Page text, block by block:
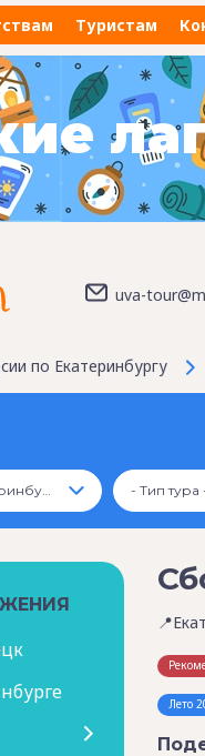
Туристам
uva-
по Екатеринбургу
Экскурсии по Екатеринбургу - Тип тура
Лето